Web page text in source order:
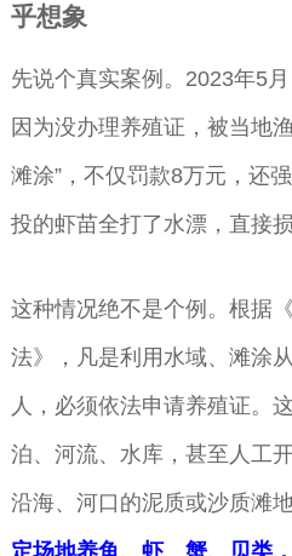
乎想象
先说个真实案例。2023年5
因为没办理养殖证，被当地
滩涂”，不仅罚款8万元，
投的虾苗全打了水漂，直接
这种情况绝不是个例。根据
法》，凡是利用水域、滩涂
人，必须依法申请养殖证。
泊、河流、水库，甚至人工
沿海、河口的泥质或沙质滩地
定场地养鱼、虾、蟹、贝类